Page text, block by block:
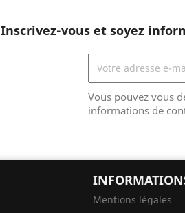
Inscrivez-vous et soyez
Vous pouvez vous
informations de
Mentions légales